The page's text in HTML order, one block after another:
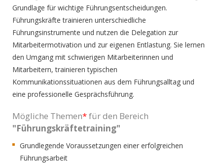
Grundlage für wichtige Führungsentscheidungen.
Führungskräfte trainieren unterschiedliche
Führungsinstrumente und nutzen die Delegation zur
Mitarbeitermotivation und zur eigenen Entlastung. Sie lernen
den Umgang mit schwierigen Mitarbeiterinnen und
Mitarbeitern, trainieren typischen
Kommunikationssituationen aus dem Führungsalltag und
eine professionelle Gesprächsführung.
Mögliche Themen*für den Bereich
"Führungskräftetraining"
Grundlegende Voraussetzungen einer erfolgreichen
Führungsarbeit